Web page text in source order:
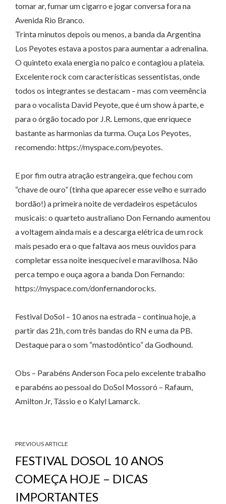
tomar ar, fumar um cigarro e jogar conversa fora na
Avenida Rio Branco.
Trinta minutos depois ou menos, a banda da Argentina
Los Peyotes estava a postos para aumentar a adrenalina.
O quinteto exala energia no palco e contagiou a plateia.
Excelente rock com características sessentistas, onde
todos os integrantes se destacam – mas com veemência
para o vocalista David Peyote, que é um show à parte, e
para o órgão tocado por J.R. Lemons, que enriquece
bastante as harmonias da turma. Ouça Los Peyotes,
recomendo: https://myspace.com/peyotes.
E por fim outra atração estrangeira, que fechou com
“chave de ouro” (tinha que aparecer esse velho e surrado
bordão!) a primeira noite de verdadeiros espetáculos
musicais: o quarteto australiano Don Fernando aumentou
a voltagem ainda mais e a descarga elétrica de um rock
mais pesado era o que faltava aos meus ouvidos para
completar essa noite inesquecível e maravilhosa. Não
perca tempo e ouça agora a banda Don Fernando:
https://myspace.com/donfernandorocks.
Festival DoSol – 10 anos na estrada – continua hoje, a
partir das 21h, com três bandas do RN e uma da PB.
Destaque para o som “mastodôntico” da Godhound.
Obs – Parabéns Anderson Foca pelo excelente trabalho
e parabéns ao pessoal do DoSol Mossoró – Rafaum,
Amilton Jr, Tássio e o Kalyl Lamarck.
PREVIOUS ARTICLE
FESTIVAL DOSOL 10 ANOS
COMEÇA HOJE – DICAS
IMPORTANTES